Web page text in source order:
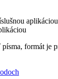
aplikáciou
formát je